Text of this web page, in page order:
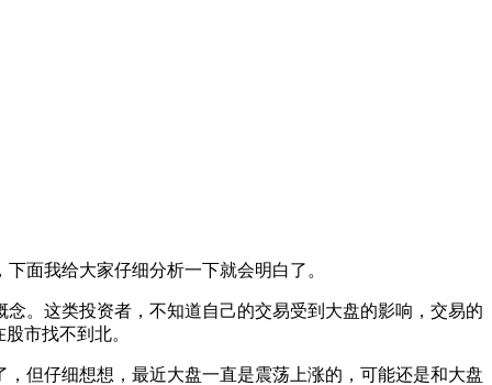
面我给大家仔细分析一下就会明白了。
。这类投资者，不知道自己的交易受到大盘的影响，交易的
市找不到北。
但仔细想想，最近大盘一直是震荡上涨的，可能还是和大盘